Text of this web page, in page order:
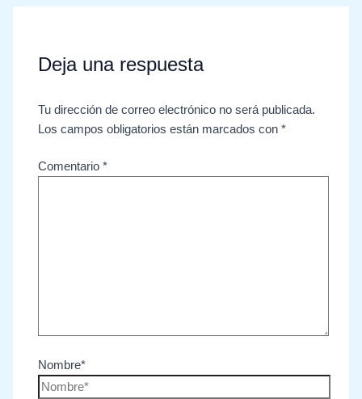
Deja una respuesta
Tu dirección de correo electrónico no será publicada.
Los campos obligatorios están marcados con*
Comentario*
Nombre*